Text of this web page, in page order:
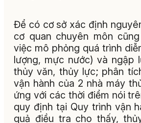
Để có cơ sở xác định
cơ quan chuyên môn
việc mô phỏng quá trình
lượng, mực nước) và ngập
thủy văn, thủy lực; phân
vận hành của 2 nhà máy
ứng với các thời điểm nói
quy định tại Quy trình vận
quả điều tra cho thấy,